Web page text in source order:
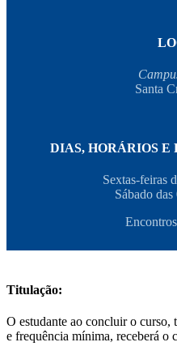
Santa
DIAS, HORÁRIOS E
Sextas-feiras
Sábado
Titulação:
O estudante ao concluir o curso,
e frequência mínima, receberá o